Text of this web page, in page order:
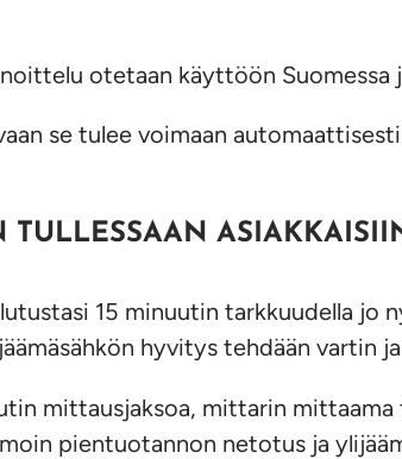
otetaan käyttöön Suomessa
se tulee voimaan
15 minuutin tarkkuudella jo
hyvitys tehdään vartin
mittausjaksoa, mittarin
pientuotannon netotus ja